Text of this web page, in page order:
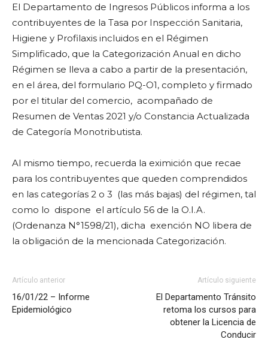
El Departamento de Ingresos Públicos informa a los
contribuyentes de la Tasa por Inspección Sanitaria,
Higiene y Profilaxis incluidos en el Régimen
Simplificado, que la Categorización Anual en dicho
Régimen se lleva a cabo a partir de la presentación,
en el área, del formulario PQ-O1, completo y firmado
por el titular del comercio, acompañado de
Resumen de Ventas 2021 y/o Constancia Actualizada
de Categoría Monotributista.
Al mismo tiempo, recuerda la eximición que recae
para los contribuyentes que queden comprendidos
en las categorías 2 o 3 (las más bajas) del régimen, tal
como lo dispone el artículo 56 de la O.I.A.
(Ordenanza N°1598/21), dicha exención NO libera de
la obligación de la mencionada Categorización.
Artículo anterior
16/01/22 – Informe
Epidemiológico
Artículo siguiente
El Departamento Tránsito
retoma los cursos para
obtener la Licencia de
Conducir